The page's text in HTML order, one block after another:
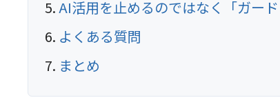
AI活用を止めるのではなく「ガー
よくある質問
まとめ